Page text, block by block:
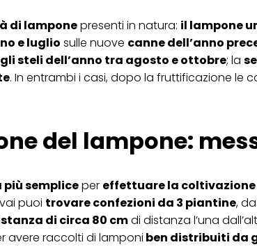
di lamponepresenti in natura: il lampone
e luglio sulle nuove canne dell’anno
steli dell’anno tra agosto e ottobre; la
. In entrambi i casi, dopo la fruttificazione le
del lampone:
sempliceper effettuare la
puoi trovare confezioni da 3 piantine, da
di circa 80 cmdi distanza l’una
avere raccolti di lamponi ben distribuiti da
Se fai clic su "Modifica" potrai
per uno o più degli scopi sopra
tuoi dati personali per tutte le finalità
necessari per fornirti questo sito web.